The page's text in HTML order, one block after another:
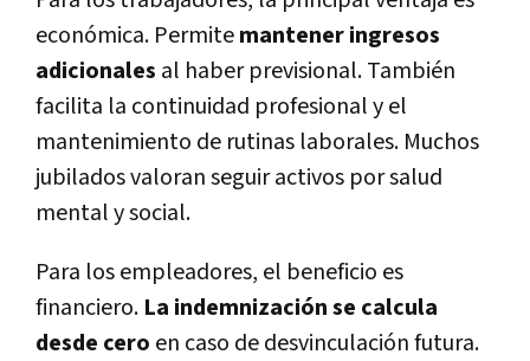
económica. Permitemantener ingresos
adicionales al haber previsional. También
facilita la continuidad profesional y el
mantenimiento de rutinas laborales. Muchos
jubilados valoran seguir activos por salud
mental y social.
Para los empleadores, el beneficio es
financiero. La indemnización se calcula
desde cero en caso de desvinculación futura.